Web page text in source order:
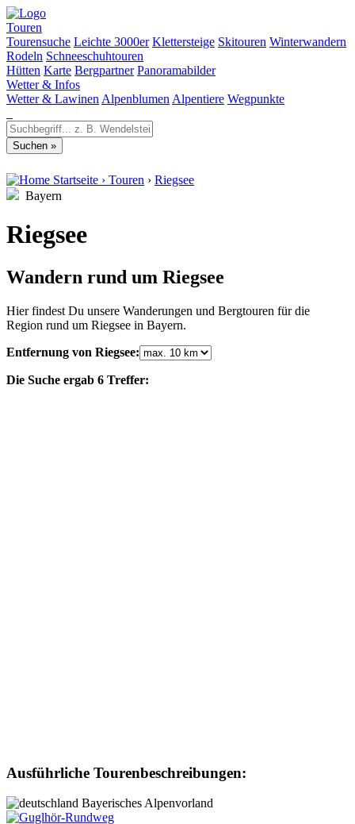
Touren
Tourensuche Leichte 3000er Klettersteige Skitouren Winterwandern
Rodeln Schneeschuhtouren
Hütten Karte Bergpartner Panoramabilder
Wetter & Infos
Wetter & Lawinen Alpenblumen Alpentiere Wegpunkte
Startseite › Touren › Riegsee
Bayern
Riegsee
Wandern rund um Riegsee
Hier findest Du unsere Wanderungen und Bergtouren für die
Region rund um Riegsee in Bayern.
Entfernung von Riegsee:
Die Suche ergab 6 Treffer:
Ausführliche Tourenbeschreibungen:
Bayerisches Alpenvorland